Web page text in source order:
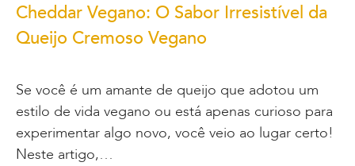
Cheddar Vegano: O Sabor Irresistível da
Queijo Cremoso Vegano
Se você é um amante de queijo que adotou um
estilo de vida vegano ou está apenas curioso para
experimentar algo novo, você veio ao lugar certo!
Neste artigo,…